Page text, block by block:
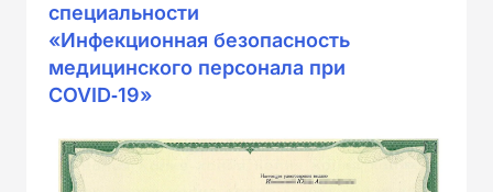
специальности
«Инфекционная безопасность
медицинского персонала при
COVID‑19»